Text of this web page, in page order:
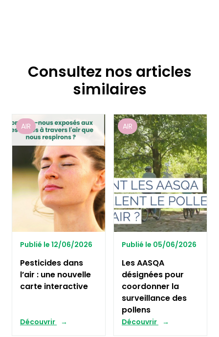
Consultez nos articles
similaires
AIR
Publié le 12/06/2026
Pesticides dans
l’air : une nouvelle
carte interactive
Découvrir
AIR
Publié le 05/06/2026
Les AASQA
désignées pour
coordonner la
surveillance des
pollens
Découvrir